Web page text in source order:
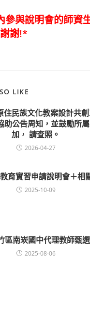
參與說明會的師資
謝!*
LIKE
住民族文化教案設計共
助公告周知，並鼓勵所
加， 請查照。
2026-04-27
育實習申請說明會＋相
2025-10-09
區南崁國中代理教師甄
2025-08-06